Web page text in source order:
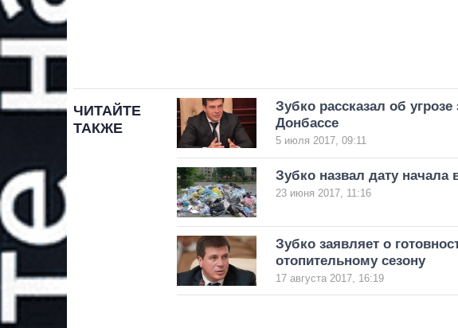
ЧИТАЙТЕ
ТАКЖЕ
Зубко рассказал об
Донбассе
5 июля 2017, 09:11
Зубко назвал дату
23 июня 2017, 11:16
Зубко заявляет о
отопительному сезону
17 августа 2017, 16:19